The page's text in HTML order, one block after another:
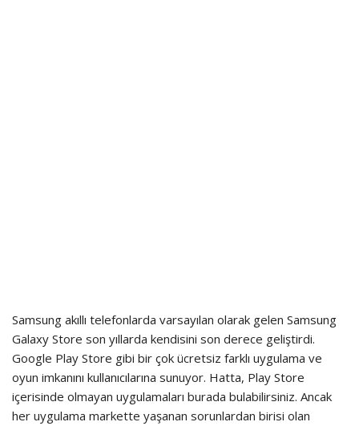
Samsung akıllı telefonlarda varsayılan olarak gelen Samsung
Galaxy Store son yıllarda kendisini son derece geliştirdi.
Google Play Store gibi bir çok ücretsiz farklı uygulama ve
oyun imkanını kullanıcılarına sunuyor. Hatta, Play Store
içerisinde olmayan uygulamaları burada bulabilirsiniz. Ancak
her uygulama markette yaşanan sorunlardan birisi olan